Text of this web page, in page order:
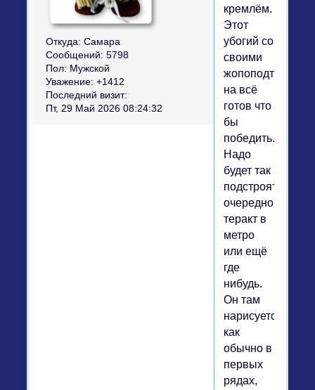
Откуда: Самара
Сообщений: 5798
Пол: Мужской
Уважение: +1412
Последний визит:
Пт, 29 Май 2026 08:24:32
кремлём.
Этот
убогий со
своими
на всё
готов что
бы
победить.
Надо
будет так
подстроят
очередной
теракт в
метро
или ещё
где
нибудь.
Он там
нарисуется
как
обычно в
первых
рядах,